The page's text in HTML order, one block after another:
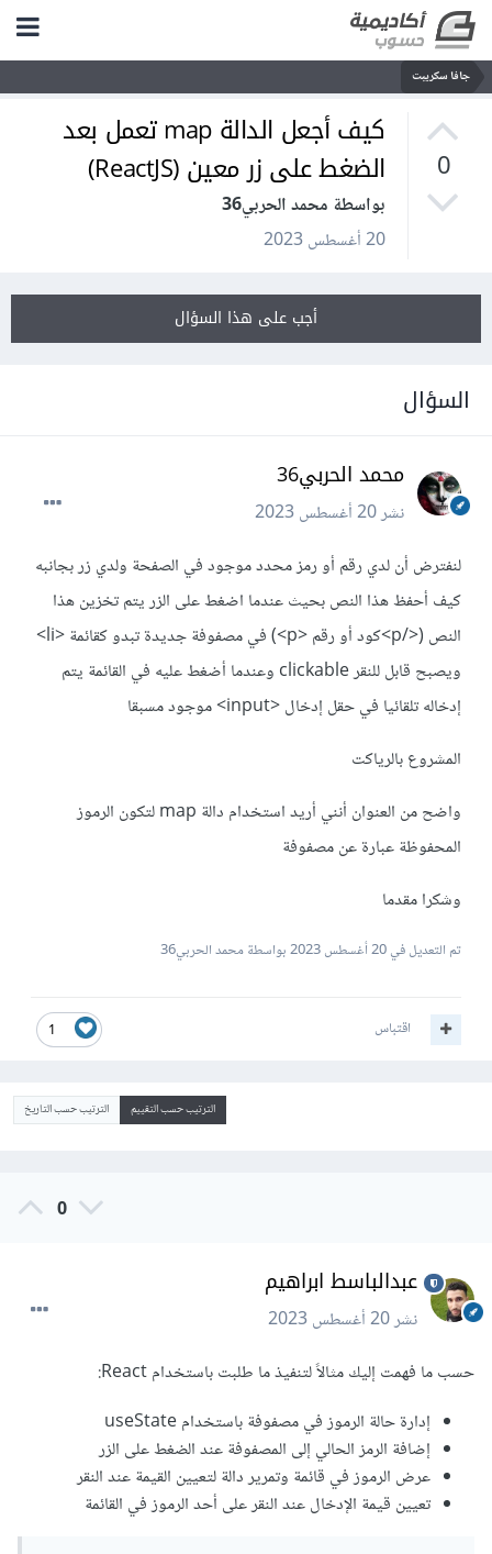
جافا سكريبت
0
كيف أجعل الدالة map تعمل بعد
الضغط على زر معين (ReactJS)
بواسطة محمد الحربي36
20 أغسطس 2023
أجب على هذا السؤال
السؤال
محمد الحربي36
نشر20 أغسطس 2023
لنفترض أن لدي رقم أو رمز محدد موجود في الصفحة ولدي زر بجانبه
كيف أحفظ هذا النص بحيث عندما اضغط على الزر يتم تخزين هذا
النص (</p>كود أو رقم <p>) في مصفوفة جديدة تبدو كقائمة <li>
ويصبح قابل للنقر clickable وعندما أضغط عليه في القائمة يتم
إدخاله تلقائيا في حقل إدخال <input> موجود مسبقا
المشروع بالرياكت
واضح من العنوان أنني أريد استخدام دالة map لتكون الرموز
المحفوظة عبارة عن مصفوفة
وشكرا مقدما
تم التعديل في20 أغسطس 2023 بواسطة محمد الحربي36
1 اقتباس
الترتيب حسب التقييم الترتيب حسب التاريخ
0
عبدالباسط ابراهيم
نشر20 أغسطس 2023
حسب ما فهمت إليك مثالاً لتنفيذ ما طلبت باستخدام React:
إدارة حالة الرموز في مصفوفة باستخدام useState
إضافة الرمز الحالي إلى المصفوفة عند الضغط على الزر
عرض الرموز في قائمة وتمرير دالة لتعيين القيمة عند النقر
تعيين قيمة الإدخال عند النقر على أحد الرموز في القائمة